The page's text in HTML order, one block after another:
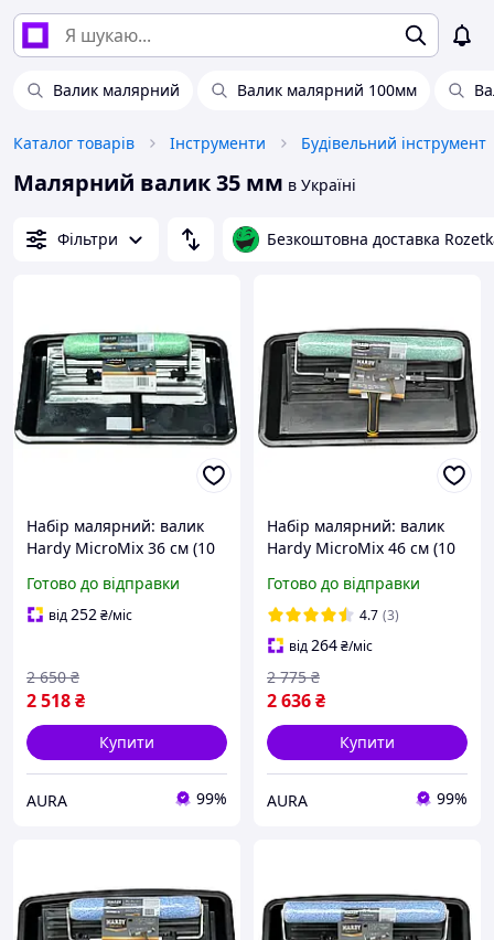
Валик малярний Валик малярний 100мм
Каталог товарів Інструменти Будівельний інструмент
Малярний валик 35 мм в Україні
Фільтри Безкоштовна доставка
Набір малярний: валик
Hardy MicroMix 36 см (10
ванночка 61х35 см +
вкладка
Готово до відправки
від252₴/міс
2 518₴
2 650 ₴
Купити
AURA 99%
Набір малярний: валик
Hardy MicroMix 46 см (10
ванночка 61х35 см +
вкладка
Готово до відправки
4.7 (3)
від264₴/міс
2 636₴
2 775 ₴
Купити
AURA 99%